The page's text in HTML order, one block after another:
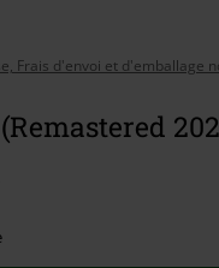
Frais d'envoi et d'emballage